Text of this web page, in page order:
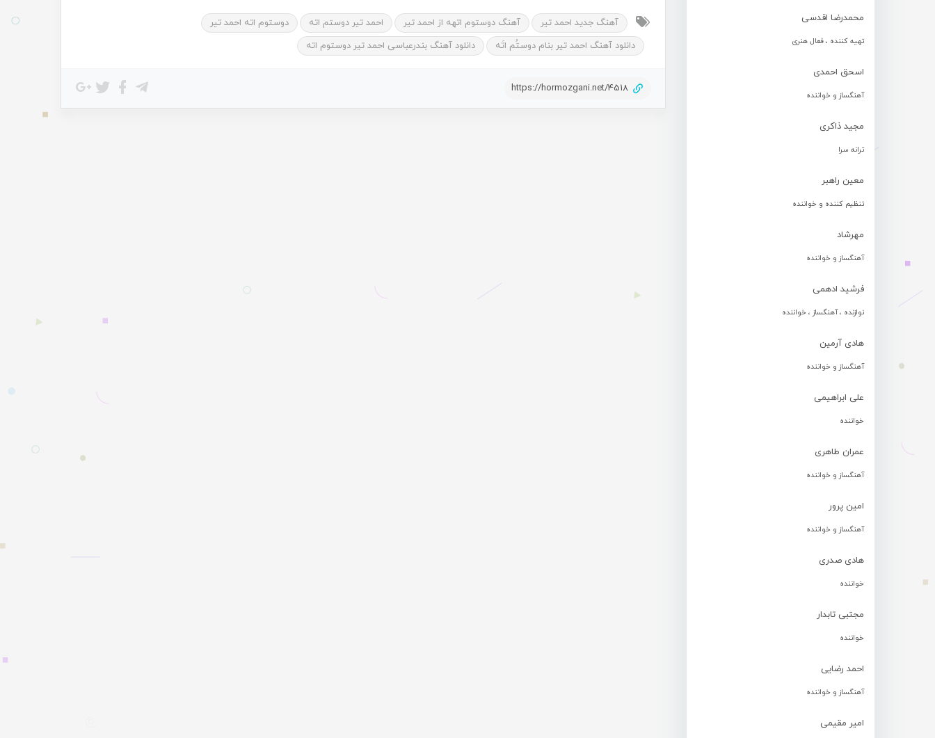
محمدرضا اقدسی
تهیه کننده ، فعال هنری
اسحق احمدی
آهنگساز و خواننده
مجید ذاکری
ترانه سرا
معین راهبر
تنظیم کننده و خواننده
مهرشاد
آهنگساز و خواننده
فرشید ادهمی
نوازنده ، آهنگساز ، خواننده
هادی آرمین
آهنگساز و خواننده
علی ابراهیمی
خواننده
عمران طاهری
آهنگساز و خواننده
امین پرور
آهنگساز و خواننده
هادی صدری
خواننده
مجتبی تابدار
خواننده
احمد رضایی
آهنگساز و خواننده
امیر مقیمی
آهنگ جدید احمد تیر آهنگ دوستوم اتهه از احمد تیر احمد تیر دوستم اته
دوستوم اته احمد تیر
دانلود آهنگ احمد تیر بنام دوستُم اتَه
دانلود آهنگ بندرعباسی احمد تیر دوستوم اته
https://hormozgani.net/4518